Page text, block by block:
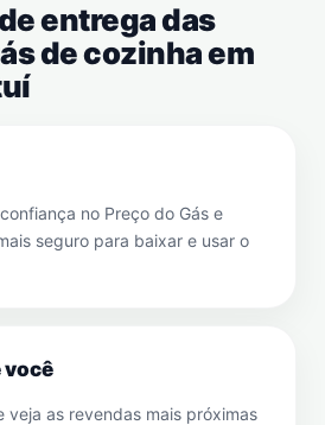
entrega das
de cozinha em
no Preço do Gás e
seguro para baixar e usar o
você
veja as revendas mais próximas